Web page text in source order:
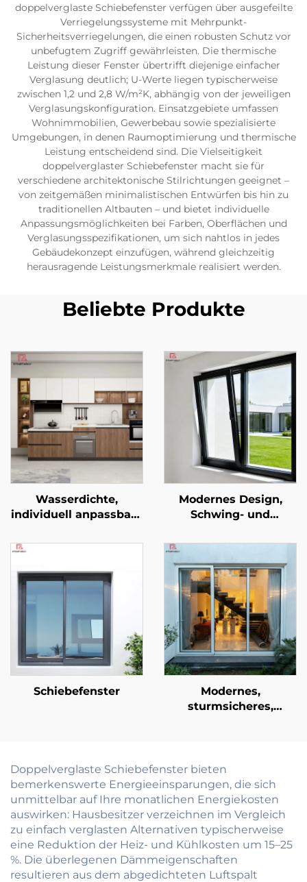
doppelverglaste Schiebefenster verfügen über ausgefeilte
Verriegelungssysteme mit Mehrpunkt-
Sicherheitsverriegelungen, die einen robusten Schutz vor
unbefugtem Zugriff gewährleisten. Die thermische
Leistung dieser Fenster übertrifft diejenige einfacher
Verglasung deutlich; U-Werte liegen typischerweise
zwischen 1,2 und 2,8 W/m²K, abhängig von der jeweiligen
Verglasungskonfiguration. Einsatzgebiete umfassen
Wohnimmobilien, Gewerbebau sowie spezialisierte
Umgebungen, in denen Raumoptimierung und thermische
Leistung entscheidend sind. Die Vielseitigkeit
doppelverglaster Schiebefenster macht sie für
verschiedene architektonische Stilrichtungen geeignet –
von zeitgemäßen minimalistischen Entwürfen bis hin zu
traditionellen Altbauten – und bietet individuelle
Anpassungsmöglichkeiten bei Farben, Oberflächen und
Verglasungsspezifikationen, um sich nahtlos in jedes
Gebäudekonzept einzufügen, während gleichzeitig
herausragende Leistungsmerkmale realisiert werden.
Beliebte Produkte
Wasserdichte,
individuell anpassbare
modernem
vollständig aus
Aluminium, inklusive
Kleiderschrank
Modernes Design,
Schwing- und
Aluminiumlegierung,
schalldicht mit sehr
schlankem Rahmen,
Wärmeisolierung
Schiebefenster
Modernes,
sturmsicheres,
Schiebetürsystem für
Terrasse, Balkon,
Außenbereich, mit
Glas
Doppelverglaste Schiebefenster bieten
bemerkenswerte Energieeinsparungen, die sich
unmittelbar auf Ihre monatlichen Energiekosten
auswirken: Hausbesitzer verzeichnen im Vergleich
zu einfach verglasten Alternativen typischerweise
eine Reduktion der Heiz- und Kühlkosten um 15–25
%. Die überlegenen Dämmeigenschaften
resultieren aus dem abgedichteten Luftspalt